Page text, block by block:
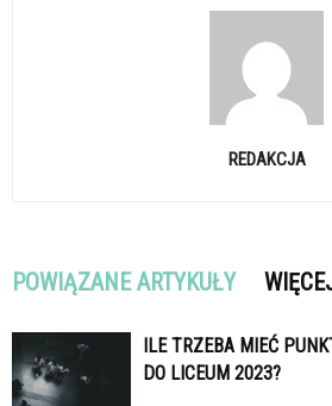
REDAKCJA
POWIĄZANE ARTYKUŁY
ILE TRZEBA MIEĆ
DO LICEUM 2023?